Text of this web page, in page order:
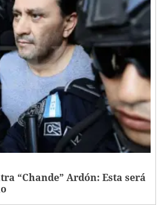
“Chande” Ardón: Esta será